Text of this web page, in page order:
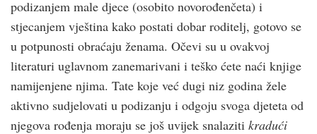
podizanjem male djece (osobito novorođenčeta) i
stjecanjem vještina kako postati dobar roditelj, gotovo se
u potpunosti obraćaju ženama. Očevi su u ovakvoj
literaturi uglavnom zanemarivani i teško ćete naći knjige
namijenjene njima. Tate koje već dugi niz godina žele
aktivno sudjelovati u podizanju i odgoju svoga djeteta od
njegova rođenja moraju se još uvijek snalaziti kradući